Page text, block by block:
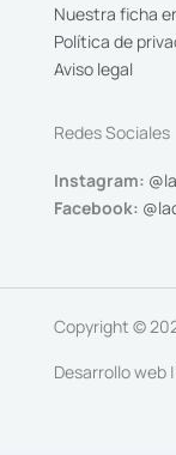
Nuestra ficha
Política de
Aviso legal
Redes Sociales
Instagram:
Facebook:
Copyright ©
Desarrollo web